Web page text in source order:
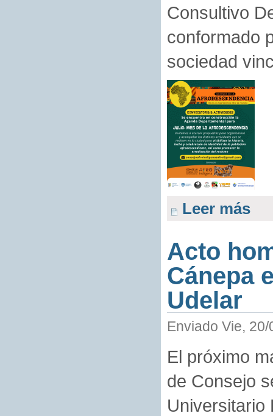
Consultivo
conformado
sociedad
Leer más
Acto
Cánepa
Udelar
Enviado Vie,
El próximo
de Consejo
Universitario